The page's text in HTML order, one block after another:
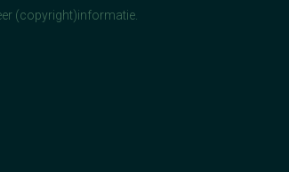
(copyright)informatie.